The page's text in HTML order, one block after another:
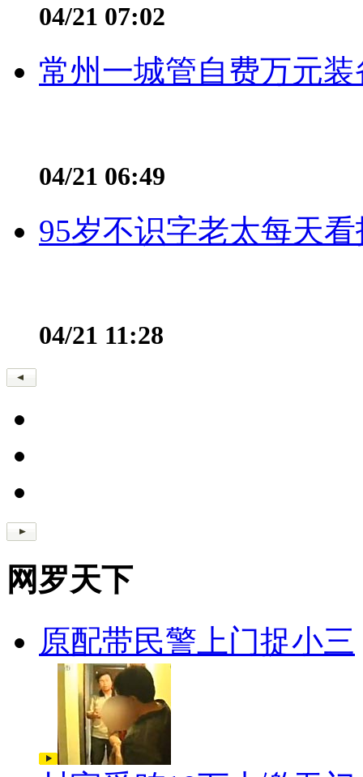
04/21 07:02
常州一城管自费万元
04/21 06:49
95岁不识字老太每天
04/21 11:28
网罗天下
原配带民警上门捉小三